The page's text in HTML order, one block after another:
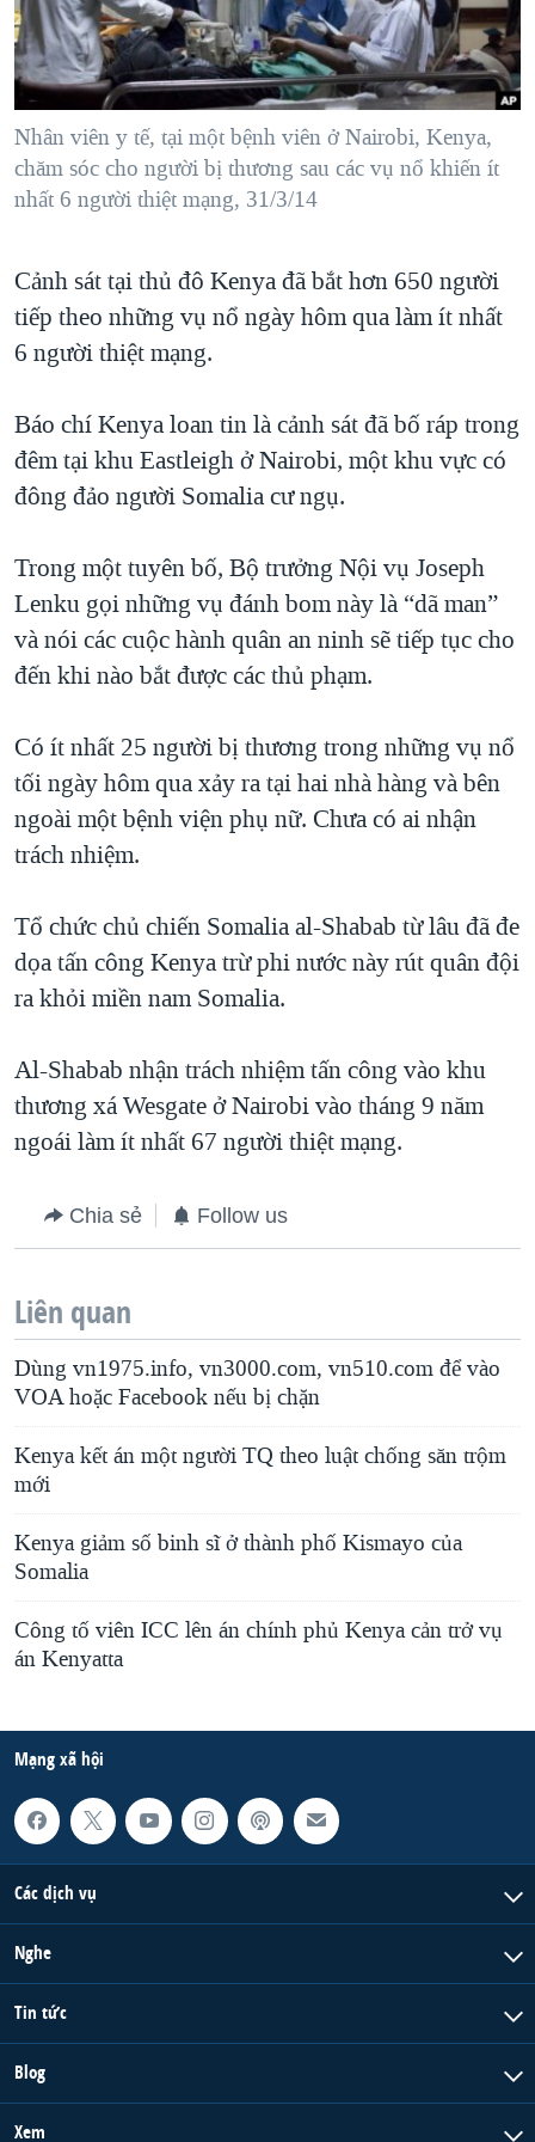
"Tìm"NGƯỜI VIỆT HẢI NGOẠI
ĐỜI SỐNG
KINH TẾ
KHOA HỌC
SỨC KHOẺ
THỂ THAO
GIÁO DỤC
TẠI
HÀNH TRÌNH BẦU CỬ 2024
MỘT NĂM CHIẾN TRANH TẠI DẢI GAZA
GIẢI MÃ VÀNH ĐAI & CON ĐƯỜNG
NGÀY TỊ NẠN THẾ GIỚI
CHI PHÍ CHIẾN TRANH AFGHANISTAN
CÁC GIÁ TRỊ CỘNG HÒA Ở VIỆT NAM
TRỊNH VĨNH BÌNH VS. CHÍNH PHỦ VIỆT NAM
NGƯ DÂN VIỆT VÀ LÀN SÓNG TRỘM HẢI SÂM
QUAN HỆ VIỆT MỸ
VIDEO
NGHE
MẠNG XÃ HỘI
Nhân viên y tế, tại một bệnh viên ở Nairobi, Kenya,
chăm sóc cho người bị thương sau các vụ nổ khiến ít
nhất 6 người thiệt mạng, 31/3/14
Cảnh sát tại thủ đô Kenya đã bắt hơn 650 người
tiếp theo những vụ nổ ngày hôm qua làm ít nhất
6 người thiệt mạng.
Báo chí Kenya loan tin là cảnh sát đã bố ráp trong
đêm tại khu Eastleigh ở Nairobi, một khu vực có
đông đảo người Somalia cư ngụ.
Trong một tuyên bố, Bộ trưởng Nội vụ Joseph
Lenku gọi những vụ đánh bom này là “dã man”
và nói các cuộc hành quân an ninh sẽ tiếp tục cho
đến khi nào bắt được các thủ phạm.
Có ít nhất 25 người bị thương trong những vụ nổ
tối ngày hôm qua xảy ra tại hai nhà hàng và bên
ngoài một bệnh viện phụ nữ. Chưa có ai nhận
trách nhiệm.
Tổ chức chủ chiến Somalia al-Shabab từ lâu đã đe
dọa tấn công Kenya trừ phi nước này rút quân đội
ra khỏi miền nam Somalia.
Al-Shabab nhận trách nhiệm tấn công vào khu
thương xá Wesgate ở Nairobi vào tháng 9 năm
ngoái làm ít nhất 67 người thiệt mạng.
Chia sẻ Follow us
Liên quan
Dùng vn1975.info, vn3000.com, vn510.com để vào
VOA hoặc Facebook nếu bị chặn
Kenya kết án một người TQ theo luật chống săn trộm
mới
Kenya giảm số binh sĩ ở thành phố Kismayo của
Somalia
Công tố viên ICC lên án chính phủ Kenya cản trở vụ
án Kenyatta
Mạng xã hội
Các dịch vụ
Nghe
Tin tức
Blog
Xem